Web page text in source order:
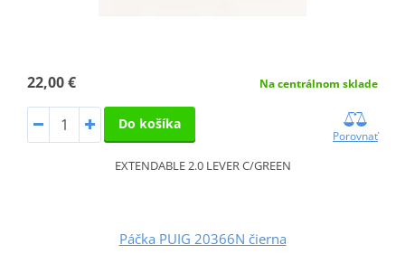
22,00 € Na centrálnom sklade
Do košíka
Porovnať
EXTENDABLE 2.0 LEVER C/GREEN
Páčka PUIG 20366N čierna